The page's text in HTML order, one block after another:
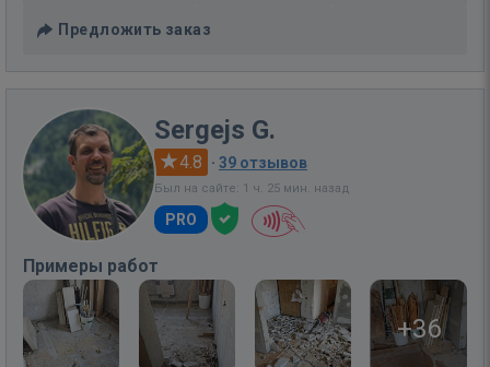
Предложить заказ
Sergejs G.
4.8 · 39 отзывов
Был на сайте: 1 ч. 25 мин. назад
PRO
Примеры работ
+36